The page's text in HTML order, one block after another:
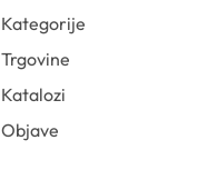
Kategorije
Trgovine
Katalozi
Objave